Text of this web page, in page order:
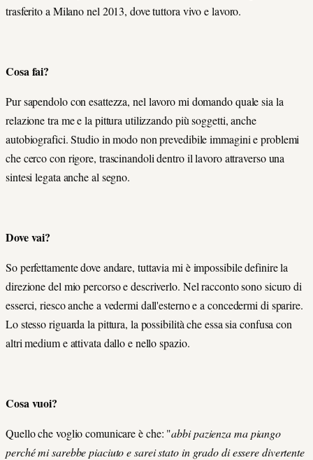
trasferito a Milano nel 2013, dove tuttora vivo e lavoro.
Cosa fai?
Pur sapendolo con esattezza, nel lavoro mi domando quale sia la
relazione tra me e la pittura utilizzando più soggetti, anche
autobiografici. Studio in modo non prevedibile immagini e problemi
che cerco con rigore, trascinandoli dentro il lavoro attraverso una
sintesi legata anche al segno.
Dove vai?
So perfettamente dove andare, tuttavia mi è impossibile definire la
direzione del mio percorso e descriverlo. Nel racconto sono sicuro di
esserci, riesco anche a vedermi dall'esterno e a concedermi di sparire.
Lo stesso riguarda la pittura, la possibilità che essa sia confusa con
altri medium e attivata dallo e nello spazio.
Cosa vuoi?
Quello che voglio comunicare è che: "abbi pazienza ma piango
perché mi sarebbe piaciuto e sarei stato in grado di essere divertente